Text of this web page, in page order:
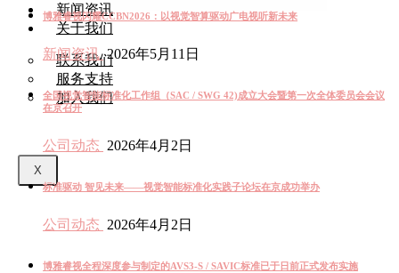
新闻资讯
关于我们
联系我们
服务支持
加入我们
X
博雅睿视闪耀CCBN2026：以视觉智算驱动广电视听新未来
新闻资讯 2026年5月11日
全国视觉智能标准化工作组（SAC / SWG 42)成立大会暨第一次全体委员会会议
在京召开
公司动态 2026年4月2日
标准驱动 智见未来——视觉智能标准化实践子论坛在京成功举办
公司动态 2026年4月2日
博雅睿视全程深度参与制定的AVS3-S / SAVIC标准已于日前正式发布实施